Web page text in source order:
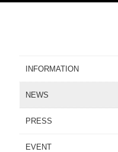
INFORMATION
NEWS
PRESS
EVENT